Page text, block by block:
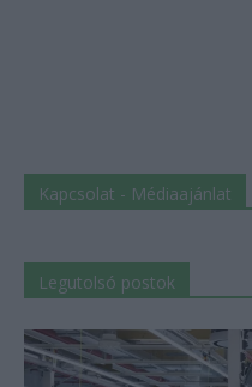
Kapcsolat - Médiaajánlat
Legutolsó postok